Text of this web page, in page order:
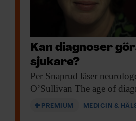
Kan diagnoser
sjukare?
Per Snaprud läser
O’Sullivan The age of
PREMIUM MEDICIN &